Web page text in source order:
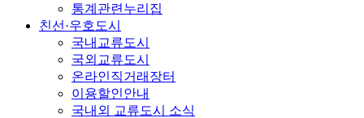
통계관련누리집
친선·우호도시
국내교류도시
국외교류도시
온라인직거래장터
이용할인안내
국내외 교류도시 소식